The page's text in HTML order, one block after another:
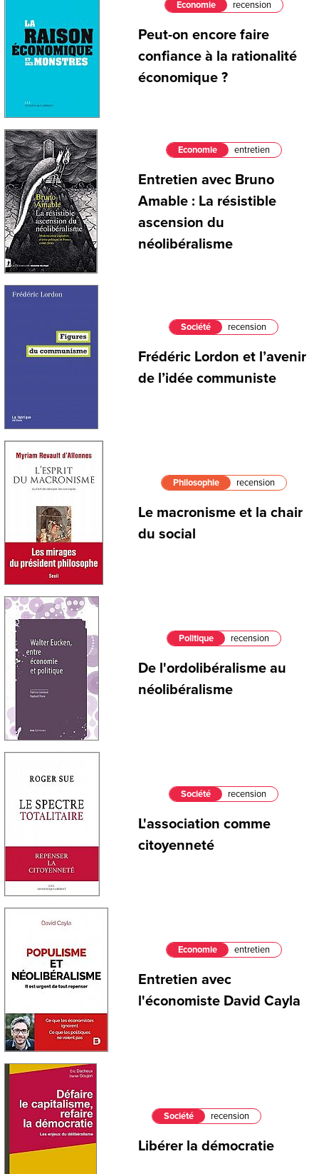
Economie recension
Peut-on encore faire
confiance à la rationalité
économique ?
Economie entretien
Entretien avec Bruno
Amable : La résistible
ascension du
néolibéralisme
Société recension
Frédéric Lordon et l’avenir
de l’idée communiste
Philosophie recension
Le macronisme et la chair
du social
Politique recension
De l'ordolibéralisme au
néolibéralisme
Société recension
L'association comme
citoyenneté
Economie entretien
Entretien avec
l'économiste David Cayla
Société recension
Libérer la démocratie